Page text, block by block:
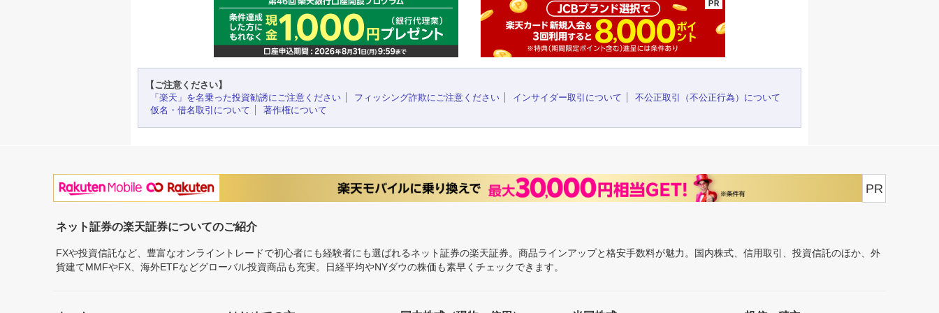
【ご注意ください】
「楽天」を名乗った投資勧誘にご注意ください
フィッシング詐欺にご注意ください インサイダー取引について
不公正取引（不公正行為）について
仮名・借名取引について
著作権について
PR
ネット証券の楽天証券についてのご紹介
FXや投資信託など、豊富なオンライントレードで初心者にも経験者にも選ばれるネット証券の楽天証券。商品ラインアップと格安手数料が魅力。国内株式、信用取引、投資信託のほか、外
貨建てMMFやFX、海外ETFなどグローバル投資商品も充実。日経平均やNYダウの株価も素早くチェックできます。